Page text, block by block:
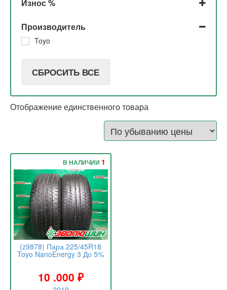
Износ %
Производитель
Toyo
СБРОСИТЬ ВСЕ
Отображение единственного товара
(z9878) Пара 225/45R18
Toyo NanoEnergy 3 До 5%
10 .000 ₽
В НАЛИЧИИ 1